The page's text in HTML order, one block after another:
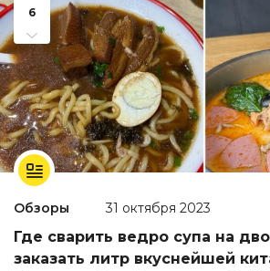
6
Обзоры 31 октября 2023
Где сварить ведро супа на
заказать литр вкуснейшей